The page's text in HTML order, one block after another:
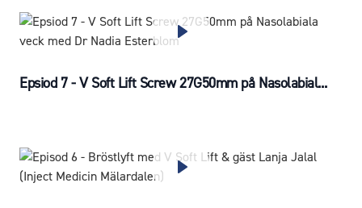
Epsiod 7 - V Soft Lift Screw 27G50mm på Nasolabial...